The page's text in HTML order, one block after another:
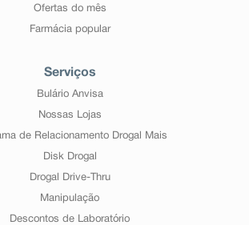
Ofertas do mês
Farmácia popular
Serviços
Bulário Anvisa
Nossas Lojas
de Relacionamento Drogal Mais
Disk Drogal
Drogal Drive-Thru
Manipulação
Descontos de Laboratório